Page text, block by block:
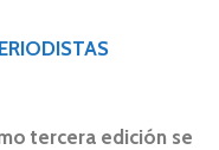
tercera edición se